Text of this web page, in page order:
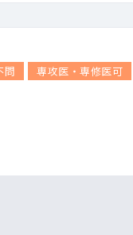
問 専攻医・専修医可